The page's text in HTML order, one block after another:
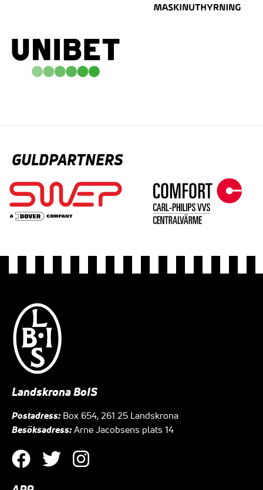
GULDPARTNERS
Landskrona BoIS
Postadress: Box 654, 261 25 Landskrona
Besöksadress: Arne Jacobsens plats 14